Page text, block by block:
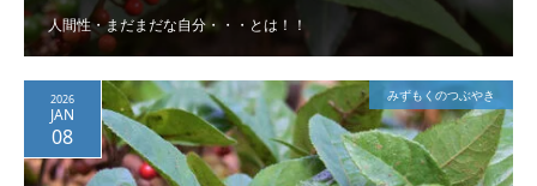
人間性・まだまだな自分・・・とは！！
2026
JAN
08
みずもくのつぶやき